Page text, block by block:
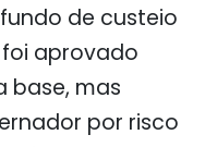
de custeio
aprovado
base, mas
por risco